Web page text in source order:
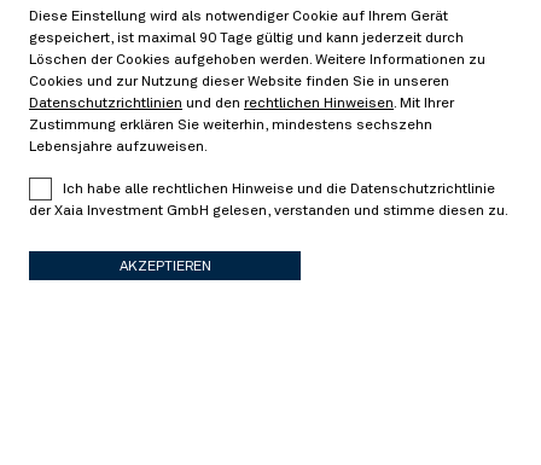
verantwortungsvollen Positionen bei der UniCredit
Group tätig, zuletzt als Bereichsleiter für den
Eigenhandel.
TEAM
Diese Einstellung wird als notwendiger Cookie auf Ihrem Gerät
gespeichert, ist maximal 90 Tage gültig und kann jederzeit durch
Löschen der Cookies aufgehoben werden. Weitere Informationen zu
Cookies und zur Nutzung dieser Website finden Sie in unseren
Datenschutzrichtlinien und den rechtlichen Hinweisen. Mit Ihrer
Zustimmung erklären Sie weiterhin, mindestens sechszehn
Lebensjahre aufzuweisen.
Ich habe alle rechtlichen Hinweise und die Datenschutzrichtlinie
der Xaia Investment GmbH gelesen, verstanden und stimme diesen zu.
AKZEPTIEREN